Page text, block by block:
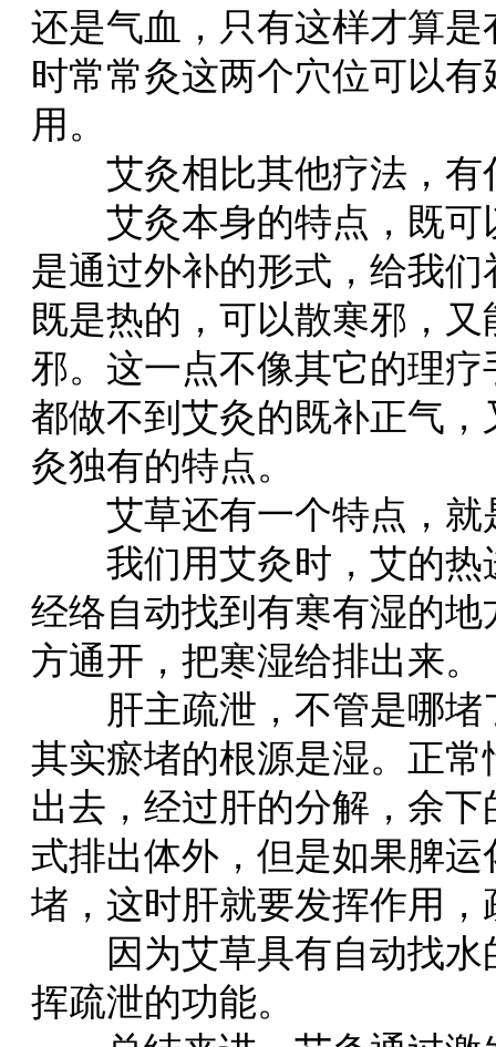
还是气血，只有这样才算
时常常灸这两个穴位可以
用。
艾灸相比其他疗法，有
艾灸本身的特点，既可
是通过外补的形式，给我
既是热的，可以散寒邪，
邪。这一点不像其它的理
都做不到艾灸的既补正气
灸独有的特点。
艾草还有一个特点，就
我们用艾灸时，艾的热
经络自动找到有寒有湿的
方通开，把寒湿给排出来。
肝主疏泄，不管是哪堵
其实瘀堵的根源是湿。正
出去，经过肝的分解，余
式排出体外，但是如果脾
堵，这时肝就要发挥作用
因为艾草具有自动找水
挥疏泄的功能。